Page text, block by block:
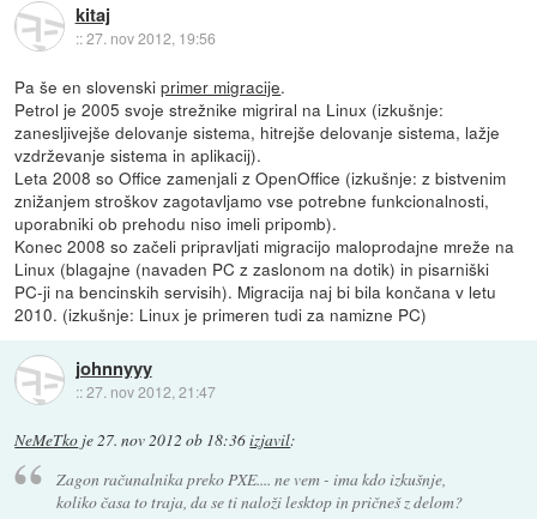
kitaj
::27. nov 2012, 19:56
Pa še en slovenskiprimer migracije.
Petrol je 2005 svoje strežnike migriral na Linux (izkušnje:
zanesljivejše delovanje sistema, hitrejše delovanje sistema, lažje
vzdrževanje sistema in aplikacij).
Leta 2008 so Office zamenjali z OpenOffice (izkušnje: z bistvenim
znižanjem stroškov zagotavljamo vse potrebne funkcionalnosti,
uporabniki ob prehodu niso imeli pripomb).
Konec 2008 so začeli pripravljati migracijo maloprodajne mreže na
Linux (blagajne (navaden PC z zaslonom na dotik) in pisarniški
PC-ji na bencinskih servisih). Migracija naj bi bila končana v letu
2010. (izkušnje: Linux je primeren tudi za namizne PC)
johnnyyy
::27. nov 2012, 21:47
NeMeTko je27. nov 2012 ob 18:36izjavil:
Zagon računalnika preko PXE.... ne vem - ima kdo izkušnje,
koliko časa to traja, da se ti naloži lesktop in pričneš z delom?